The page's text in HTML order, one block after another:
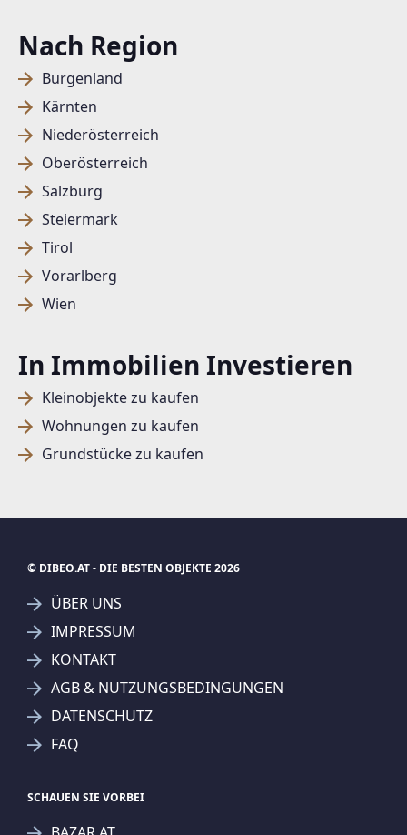
Nach Region
Burgenland
Kärnten
Niederösterreich
Oberösterreich
Salzburg
Steiermark
Tirol
Vorarlberg
Wien
In Immobilien Investieren
Kleinobjekte zu kaufen
Wohnungen zu kaufen
Grundstücke zu kaufen
© DIBEO.AT - DIE BESTEN OBJEKTE 2026
ÜBER UNS
IMPRESSUM
KONTAKT
AGB & NUTZUNGSBEDINGUNGEN
DATENSCHUTZ
FAQ
SCHAUEN SIE VORBEI